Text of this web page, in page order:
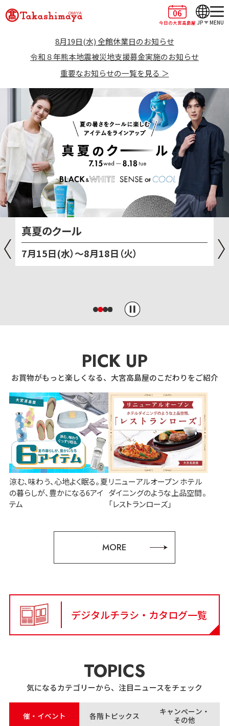
06
今日の大宮高島屋 JP MENU
8月19日(水) 全館休業日のお知らせ
令和８年熊本地震被災地支援募金実施のお知らせ
重要なお知らせの一覧を見る ＞
［ビアガーデンマイアミ
10月31日（土）まで開催
PICK UP
お買物がもっと楽しくなる、大宮高島屋のこだわりをご紹介
涼む、味わう、心地よく眠る。夏
の暮らしが、豊かになる6アイ
テム
リニューアルオープン ホテル
ダイニングのような上品空間。
「レストランローズ」
MORE
デジタルチラシ・カタログ一覧
TOPICS
気になるカテゴリーから、注目ニュースをチェック
催・イベント 各階トピックス
キャンペーン・
その他